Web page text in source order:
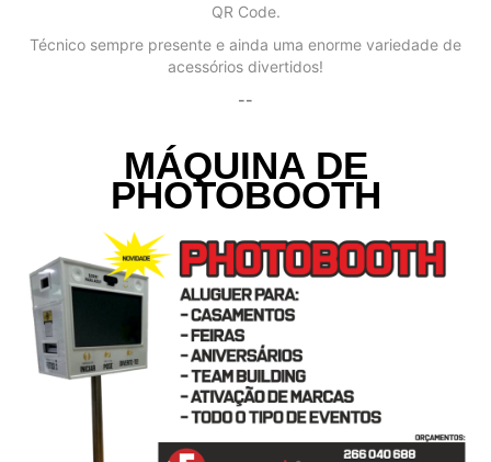
QR Code.
Técnico sempre presente e ainda uma enorme variedade de
acessórios divertidos!
--
MÁQUINA DE
PHOTOBOOTH